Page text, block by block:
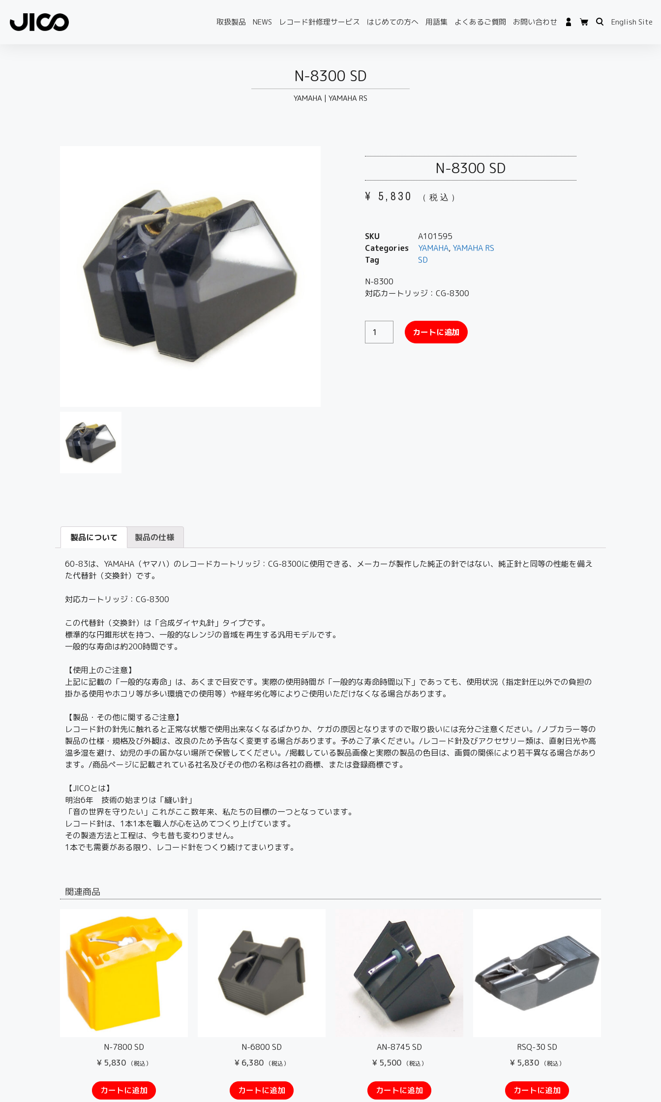
取扱製品 NEWS レコード針修理サービス はじめての方へ 用語集 よくあるご質問 お問い合わせ English Site
N-8300 SD
YAMAHA | YAMAHA RS
N-8300 SD
¥ 5,830 （税込）
SKU
A101595
Categories
YAMAHA, YAMAHA RS
Tag
SD
N-8300
対応カートリッジ：CG-8300
カートに追加
製品について 製品の仕様
60-83は、YAMAHA（ヤマハ）のレコードカートリッジ：CG-8300に使用できる、メーカーが製作した純正の針ではない、純正針と同等の性能を備え
た代替針（交換針）です。
対応カートリッジ：CG-8300
この代替針（交換針）は「合成ダイヤ丸針」タイプです。
標準的な円錐形状を持つ、一般的なレンジの音域を再生する汎用モデルです。
一般的な寿命は約200時間です。
【使用上のご注意】
上記に記載の「一般的な寿命」は、あくまで目安です。実際の使用時間が「一般的な寿命時間以下」であっても、使用状況（指定針圧以外での負担の
掛かる使用やホコリ等が多い環境での使用等）や経年劣化等によりご使用いただけなくなる場合があります。
【製品・その他に関するご注意】
レコード針の針先に触れると正常な状態で使用出来なくなるばかりか、ケガの原因となりますので取り扱いには充分ご注意ください。/ノブカラー等の
製品の仕様・規格及び外観は、改良のため予告なく変更する場合があります。予めご了承ください。/レコード針及びアクセサリー類は、直射日光や高
温多湿を避け、幼児の手の届かない場所で保管してください。/掲載している製品画像と実際の製品の色目は、画質の関係により若干異なる場合があり
ます。/商品ページに記載されている社名及びその他の名称は各社の商標、または登録商標です。
【JICOとは】
明治6年 技術の始まりは「縫い針」
「音の世界を守りたい」これがここ数年来、私たちの目標の一つとなっています。
レコード針は、1本1本を職人が心を込めてつくり上げています。
その製造方法と工程は、今も昔も変わりません。
1本でも需要がある限り、レコード針をつくり続けてまいります。
関連商品
N-7800 SD
¥5,830 （税込）
カートに追加
N-6800 SD
¥6,380 （税込）
カートに追加
AN-8745 SD
¥5,500 （税込）
カートに追加
RSQ-30 SD
¥5,830 （税込）
カートに追加